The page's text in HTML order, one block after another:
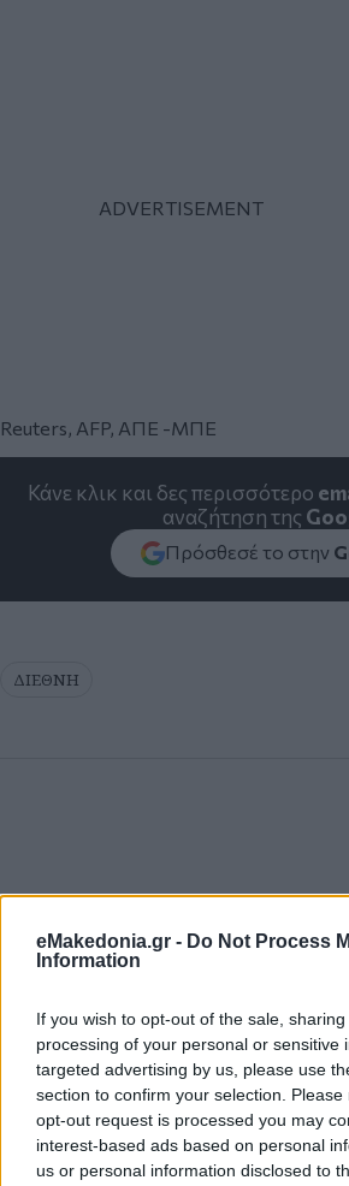
eMakedonia.gr - Do Not Process
Information
If you wish to opt-out of the sale,
processing of your personal or sensitive
targeted advertising by us, please use
section to confirm your selection.
opt-out request is processed you may
interest-based ads based on personal
us or personal information disclosed to
Reuters, AFP, ΑΠΕ -ΜΠΕ
Κάνε κλικ και δες περισσότερο
αναζήτηση της
Πρόσθεσέ το στην
ΔΙΕΘΝΗ